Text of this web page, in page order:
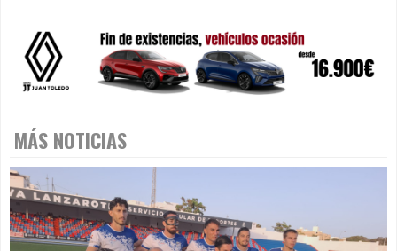
MÁS NOTICIAS